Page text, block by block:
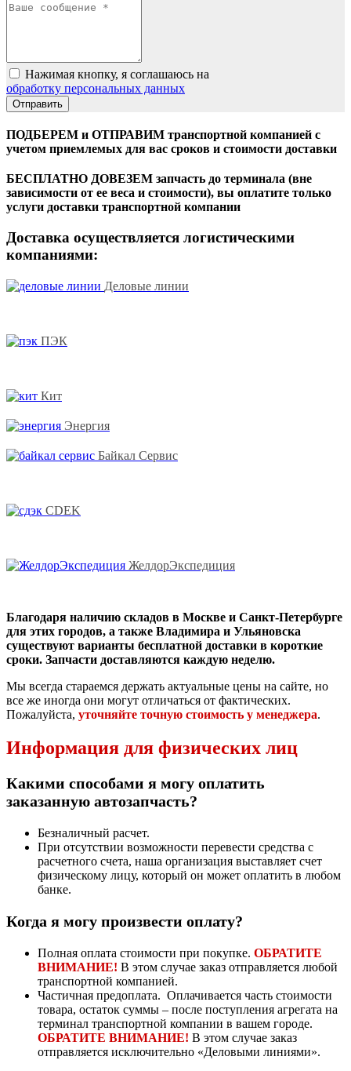
Нажимая кнопку, я соглашаюсь на
обработку персональных данных
ПОДБЕРЕМ и ОТПРАВИМ транспортной компанией с
учетом приемлемых для вас сроков и стоимости доставки
БЕСПЛАТНО ДОВЕЗЕМ запчасть до терминала (вне
зависимости от ее веса и стоимости), вы оплатите только
услуги доставки транспортной компании
Доставка осуществляется логистическими
компаниями:
Деловые линии
ПЭК
Кит
Энергия
Байкал Сервис
CDEK
ЖелдорЭкспедиция
Благодаря наличию складов в Москве и Санкт-Петербурге
для этих городов, а также Владимира и Ульяновска
существуют варианты бесплатной доставки в короткие
сроки. Запчасти доставляются каждую неделю.
Мы всегда стараемся держать актуальные цены на сайте, но
все же иногда они могут отличаться от фактических.
Пожалуйста, уточняйте точную стоимость у менеджера.
Информация для физических лиц
Какими способами я могу оплатить
заказанную автозапчасть?
Безналичный расчет.
При отсутствии возможности перевести средства с
расчетного счета, наша организация выставляет счет
физическому лицу, который он может оплатить в любом
банке.
Когда я могу произвести оплату?
Полная оплата стоимости при покупке. ОБРАТИТЕ
ВНИМАНИЕ! В этом случае заказ отправляется любой
транспортной компанией.
Частичная предоплата. Оплачивается часть стоимости
товара, остаток суммы – после поступления агрегата на
терминал транспортной компании в вашем городе.
ОБРАТИТЕ ВНИМАНИЕ! В этом случае заказ
отправляется исключительно «Деловыми линиями».